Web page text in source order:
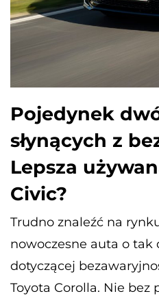
Pojedynek
słynących z
Lepsza
Civic?
Trudno znaleźć na
nowoczesne auta o tak
dotyczącej
Toyota Corolla. Nie bez